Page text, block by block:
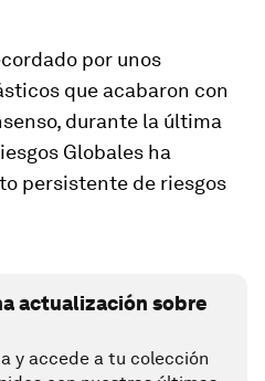
por unos
que acabaron con
durante la última
Globales ha
persistente de riesgos
actualización sobre
y accede a tu colección